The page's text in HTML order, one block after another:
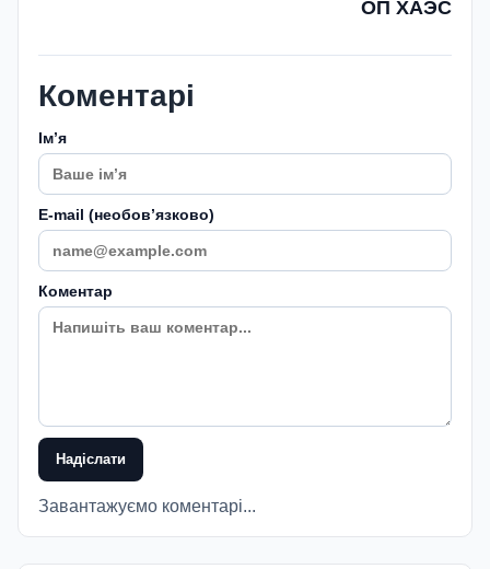
ОП ХАЭС
Коментарі
Імʼя
E-mail (необовʼязково)
Коментар
Надіслати
Завантажуємо коментарі...